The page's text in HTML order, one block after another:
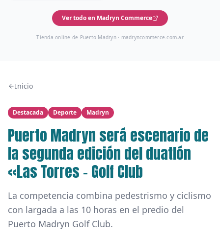
Ver todo en Madryn Commerce
Tienda online de Puerto Madryn · madryncommerce.com.ar
Inicio
Destacada Deporte Madryn
Puerto Madryn será escenario de
la segunda edición del duatlón
«Las Torres – Golf Club
La competencia combina pedestrismo y ciclismo
con largada a las 10 horas en el predio del
Puerto Madryn Golf Club.